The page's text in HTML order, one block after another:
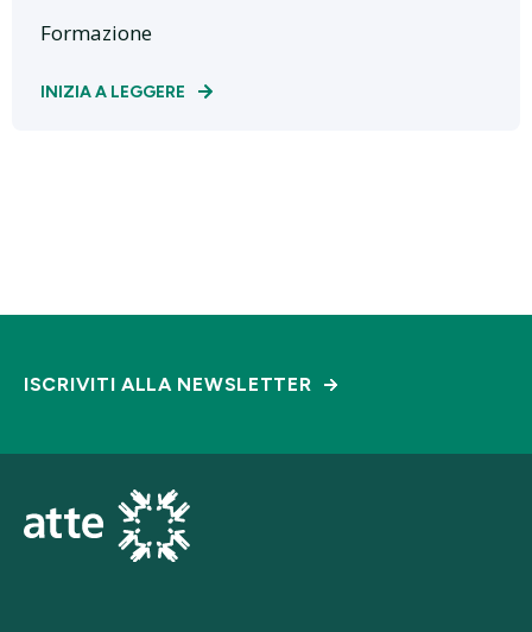
Formazione
INIZIA A LEGGERE
ISCRIVITI ALLA NEWSLETTER